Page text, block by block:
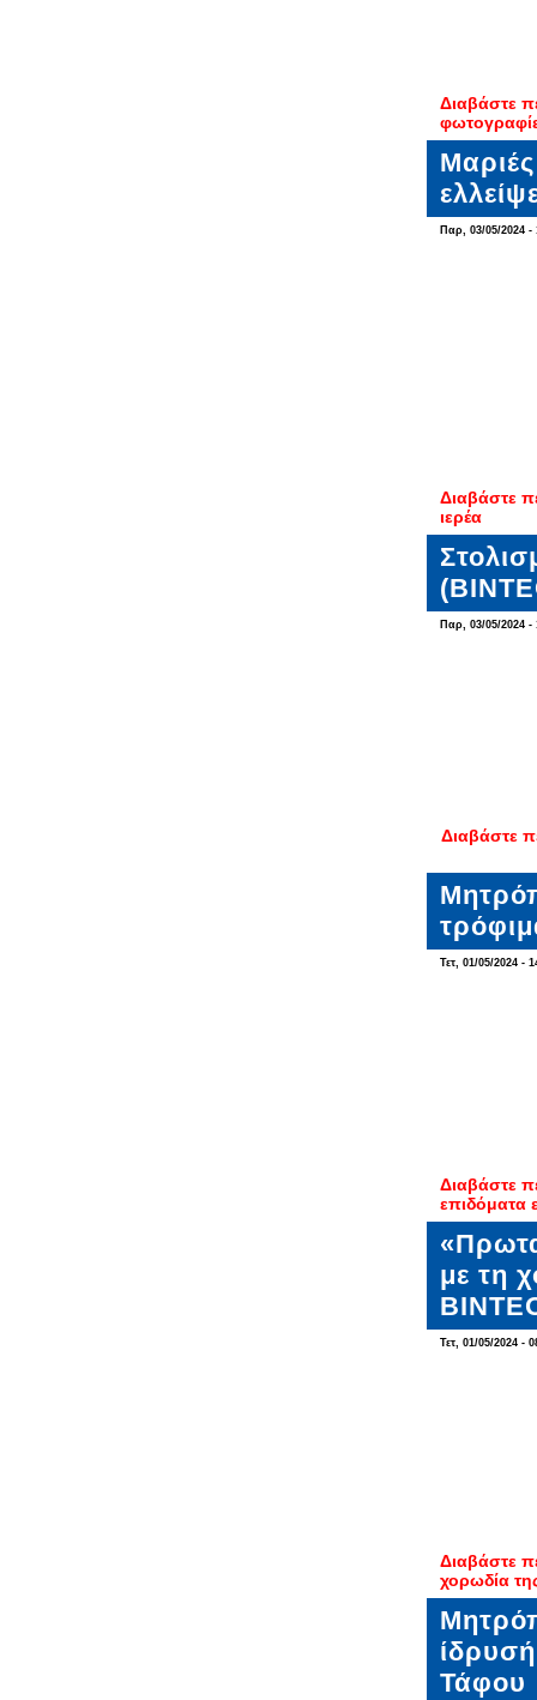
Διαβάστε
Παρ, 03/05/2024 -
Διαβάστε
ιερέα
Παρ, 03/05/2024 -
Διαβάστε
Τετ, 01/05/2024 -
Διαβάστε
επιδόματα
με τη
Τετ, 01/05/2024 -
Διαβάστε
χορωδία
Τάφου